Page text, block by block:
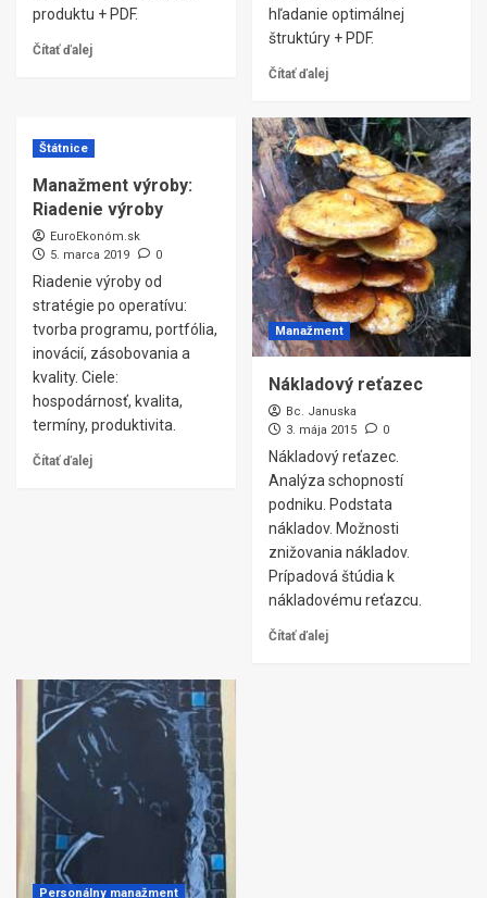
produktu + PDF.
Čítať ďalej
hľadanie optimálnej
štruktúry + PDF.
Čítať ďalej
Štátnice
Manažment výroby:
Riadenie výroby
EuroEkonóm.sk
5. marca 2019
0
Riadenie výroby od
stratégie po operatívu:
tvorba programu, portfólia,
inovácií, zásobovania a
kvality. Ciele:
hospodárnosť, kvalita,
termíny, produktivita.
Čítať ďalej
Manažment
Nákladový reťazec
Bc. Januska
3. mája 2015
0
Nákladový reťazec.
Analýza schopností
podniku. Podstata
nákladov. Možnosti
znižovania nákladov.
Prípadová štúdia k
nákladovému reťazcu.
Čítať ďalej
Personálny manažment